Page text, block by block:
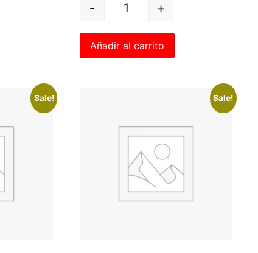
- +
Añadir al carrito
Sale! Sale!